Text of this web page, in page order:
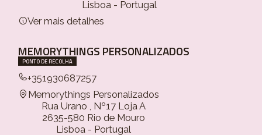
Lisboa - Portugal
Ver mais detalhes
MEMORYTHINGS PERSONALIZADOS
PONTO DE RECOLHA
+351930687257
Memorythings Personalizados
Rua Urano , Nº17 Loja A
2635-580 Rio de Mouro
Lisboa - Portugal